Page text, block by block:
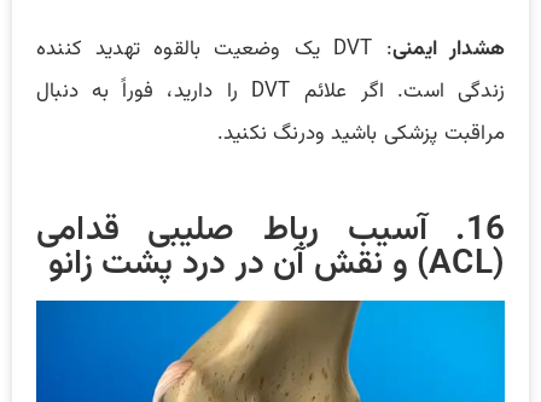
هشدار ایمنی
: DVT یک وضعیت بالقوه تهدید کننده
زندگی است. اگر علائم DVT را دارید، فوراً به دنبال
مراقبت پزشکی باشید ودرنگ نکنید.
16. آسیب رباط صلیبی قدامی
(ACL) و نقش آن در درد پشت زانو